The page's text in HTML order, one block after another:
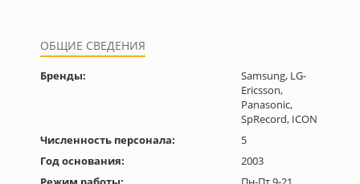
ОБЩИЕ СВЕДЕНИЯ
Бренды:
Samsung, LG-
Ericsson,
Panasonic,
SpRecord, ICON
Численность персонала:
5
Год основания:
2003